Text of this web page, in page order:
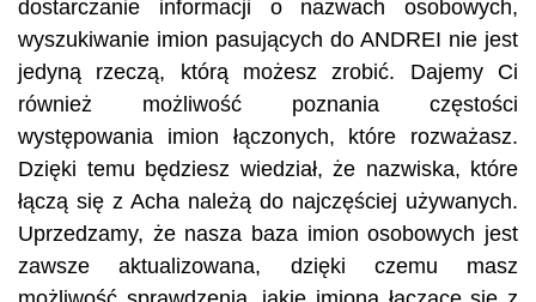
dostarczanie informacji o nazwach osobowych,
wyszukiwanie imion pasujących do ANDREI nie jest
jedyną rzeczą, którą możesz zrobić. Dajemy Ci
również możliwość poznania częstości
występowania imion łączonych, które rozważasz.
Dzięki temu będziesz wiedział, że nazwiska, które
łączą się z Acha należą do najczęściej używanych.
Uprzedzamy, że nasza baza imion osobowych jest
zawsze aktualizowana, dzięki czemu masz